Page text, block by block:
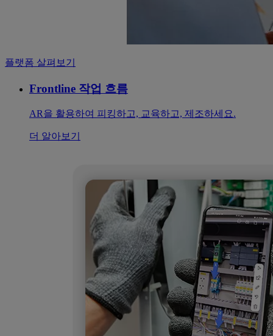
플랫폼 살펴보기
Frontline 작업 흐름
AR을 활용하여 피킹하고, 교육하고, 제조하세요.
더 알아보기